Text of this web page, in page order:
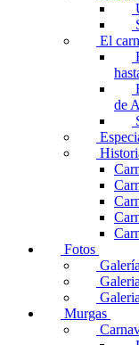
El
de
Fotos
Murgas